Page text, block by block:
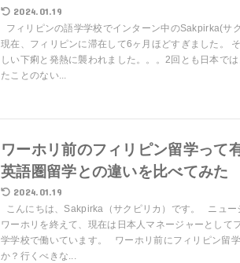
2024.01.19
フィリピンの語学学校でインターン中のSakpirka(サ
現在、フィリピンに滞在して6ヶ月ほどすぎました。
しい下痢と発熱に襲われました。。。2回とも日本で
たことのない...
ワーホリ前のフィリピン留学って
英語圏留学との違いを比べてみた
2024.01.19
こんにちは、Sakpirka（サクピリカ）です。 ニュー
ワーホリを終えて、現在は日本人マネージャーとして
学学校で働いています。 ワーホリ前にフィリピン留
か？行くべきな...